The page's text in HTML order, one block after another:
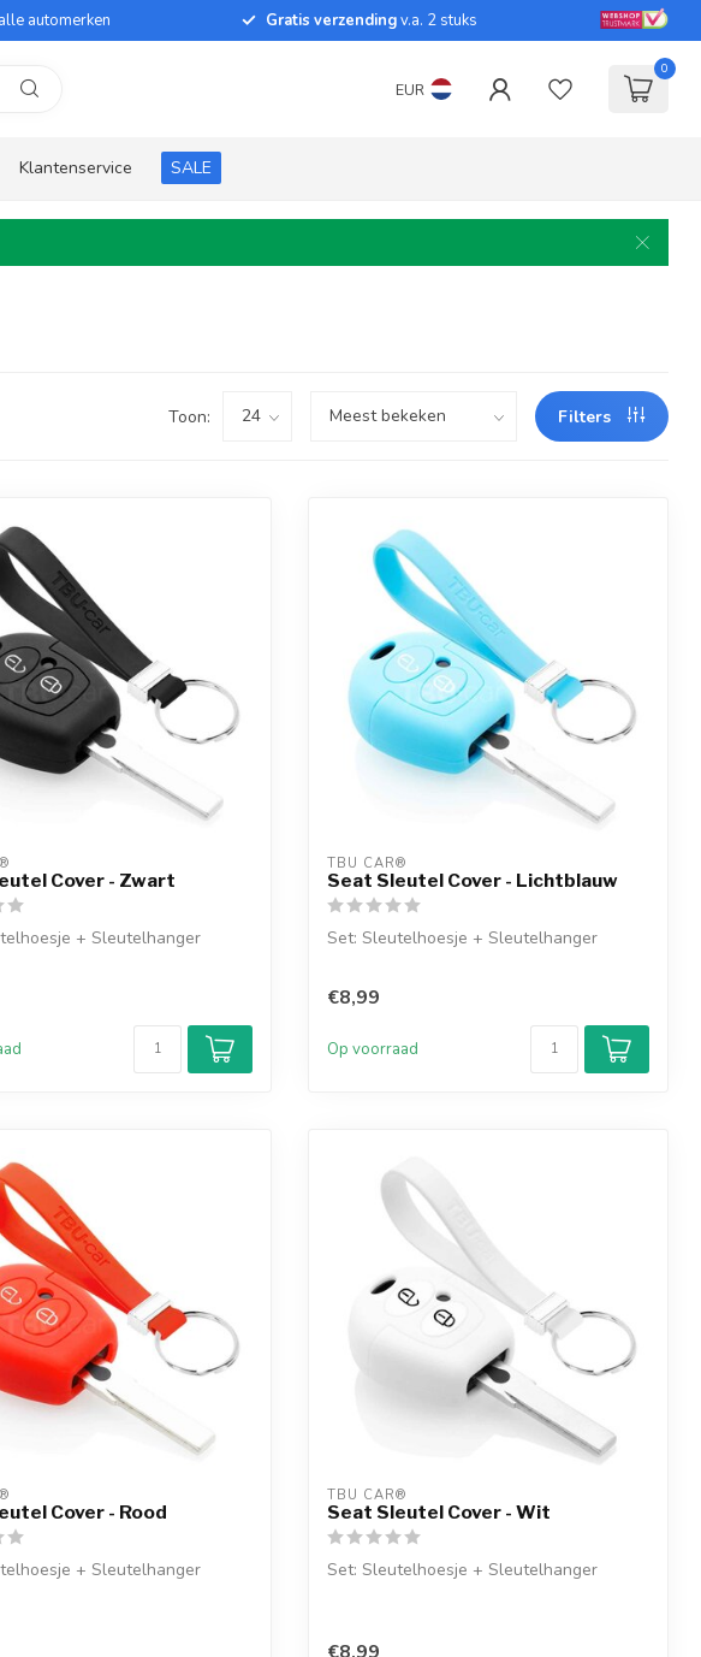
automerken Gratis verzendingv.a. 2 stuks
EUR
0
Klantenservice SALE
Toon: Filters
Cover - Zwart
+ Sleutelhanger
TBU CAR®
Seat Sleutel Cover - Lichtblauw
Set: Sleutelhoesje + Sleutelhanger
€8,99
Op voorraad
Cover - Rood
+ Sleutelhanger
TBU CAR®
Seat Sleutel Cover - Wit
Set: Sleutelhoesje + Sleutelhanger